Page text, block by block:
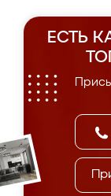
ЕСТЬ